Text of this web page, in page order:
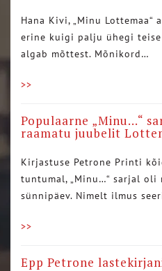
Hana Kivi, „Minu Lottemaa“
erine kuigi palju ühegi
algab mõttest. Mõnikord…
>>
Populaarne „Minu…“
raamatu juubelit
Kirjastuse Petrone Printi
tuntumal, „Minu…“ sarjal oli
sünnipäev. Nimelt ilmus
>>
Epp Petrone